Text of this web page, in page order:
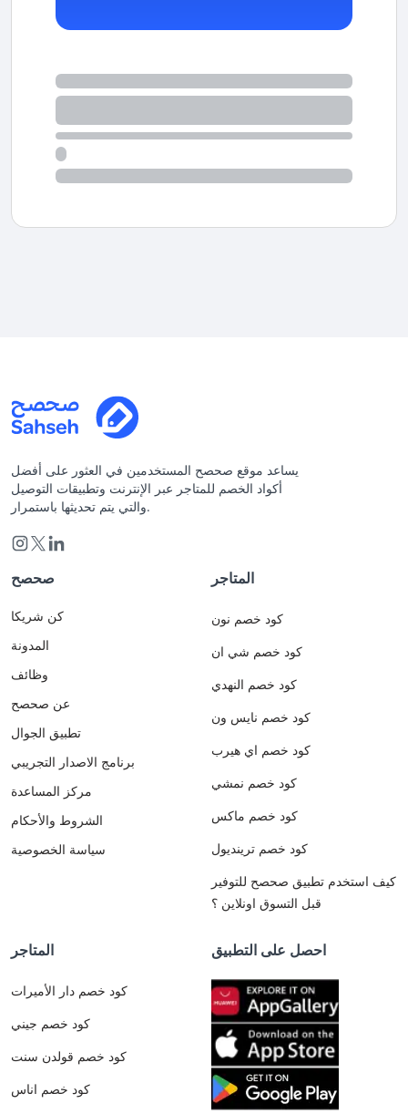
يساعد موقع صحصح المستخدمين في العثور على أفضل
أكواد الخصم للمتاجر عبر الإنترنت وتطبيقات التوصيل
والتي يتم تحديثها باستمرار.
صحصح
كن شريكا
المدونة
وظائف
عن صحصح
تطبيق الجوال
برنامج الاصدار التجريبي
مركز المساعدة
الشروط والأحكام
سياسة الخصوصية
المتاجر
كود خصم نون
كود خصم شي ان
كود خصم النهدي
كود خصم نايس ون
كود خصم اي هيرب
كود خصم نمشي
كود خصم ماكس
كود خصم ترينديول
كيف استخدم تطبيق صحصح للتوفير
قبل التسوق اونلاين ؟
المتاجر
كود خصم دار الأميرات
كود خصم جيني
كود خصم قولدن سنت
كود خصم اناس
احصل على التطبيق